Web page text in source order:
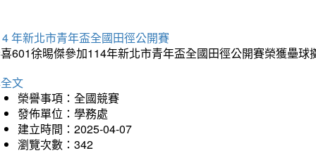
年新北市青年盃全國田徑公開賽
601徐晹傑參加114年新北市青年盃全國田徑公開賽榮獲壘
文
榮譽事項：全國競賽
發佈單位：學務處
建立時間：2025-04-07
瀏覽次數：342